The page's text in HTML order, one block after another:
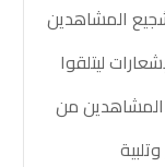
المشاهدين
ليتلقوا
المشاهدين من